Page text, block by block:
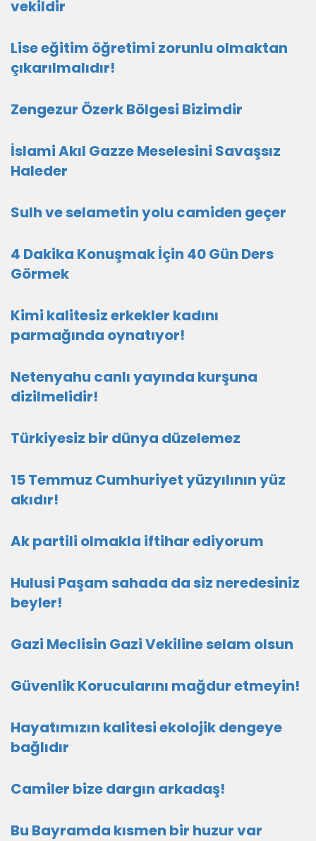
vekildir
Lise eğitim öğretimi zorunlu olmaktan
çıkarılmalıdır!
Zengezur Özerk Bölgesi Bizimdir
İslami Akıl Gazze Meselesini Savaşsız
Haleder
Sulh ve selametin yolu camiden geçer
4 Dakika Konuşmak İçin 40 Gün Ders
Görmek
Kimi kalitesiz erkekler kadını
parmağında oynatıyor!
Netenyahu canlı yayında kurşuna
dizilmelidir!
Türkiyesiz bir dünya düzelemez
15 Temmuz Cumhuriyet yüzyılının yüz
akıdır!
Ak partili olmakla iftihar ediyorum
Hulusi Paşam sahada da siz neredesiniz
beyler!
Gazi Meclisin Gazi Vekiline selam olsun
Güvenlik Korucularını mağdur etmeyin!
Hayatımızın kalitesi ekolojik dengeye
bağlıdır
Camiler bize dargın arkadaş!
Bu Bayramda kısmen bir huzur var